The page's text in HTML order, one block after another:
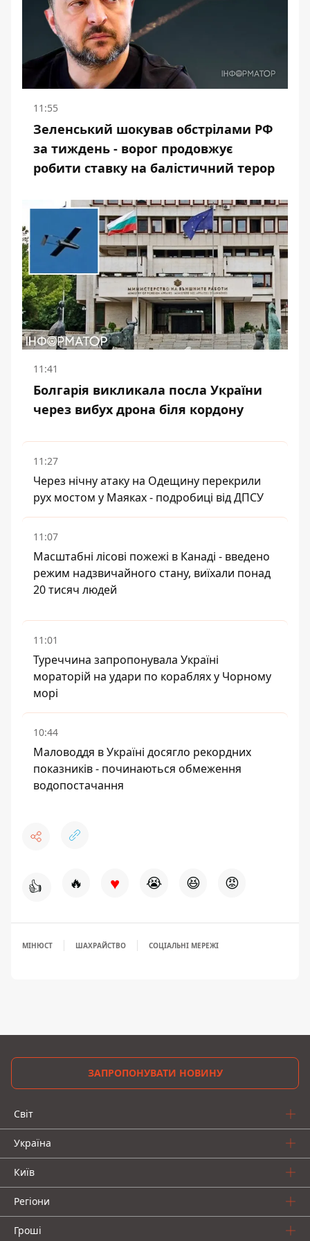
11:55
Зеленський шокував обстрілами РФ
за тиждень - ворог продовжує
робити ставку на балістичний терор
11:41
Болгарія викликала посла України
через вибух дрона біля кордону
11:27
Через нічну атаку на Одещину перекрили
рух мостом у Маяках - подробиці від ДПСУ
11:07
Масштабні лісові пожежі в Канаді - введено
режим надзвичайного стану, виїхали понад
20 тисяч людей
11:01
Туреччина запропонувала Україні
мораторій на удари по кораблях у Чорному
морі
10:44
Маловоддя в Україні досягло рекордних
показників - починаються обмеження
водопостачання
👍 🔥 ♥ 😭 😆 😡
МІНЮСТ ШАХРАЙСТВО СОЦІАЛЬНІ МЕРЕЖІ
ЗАПРОПОНУВАТИ НОВИНУ
Світ
Україна
Київ
Регіони
Гроші